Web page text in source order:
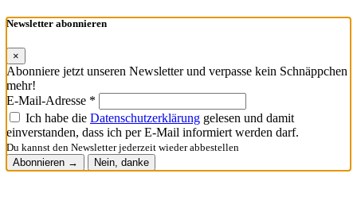
Newsletter abonnieren
×
Abonniere jetzt unseren Newsletter und verpasse kein Schnäppchen
mehr!
E-Mail-Adresse *
Ich habe die Datenschutzerklärung gelesen und damit
einverstanden, dass ich per E-Mail informiert werden darf.
Du kannst den Newsletter jederzeit wieder abbestellen
Abonnieren →
Nein, danke